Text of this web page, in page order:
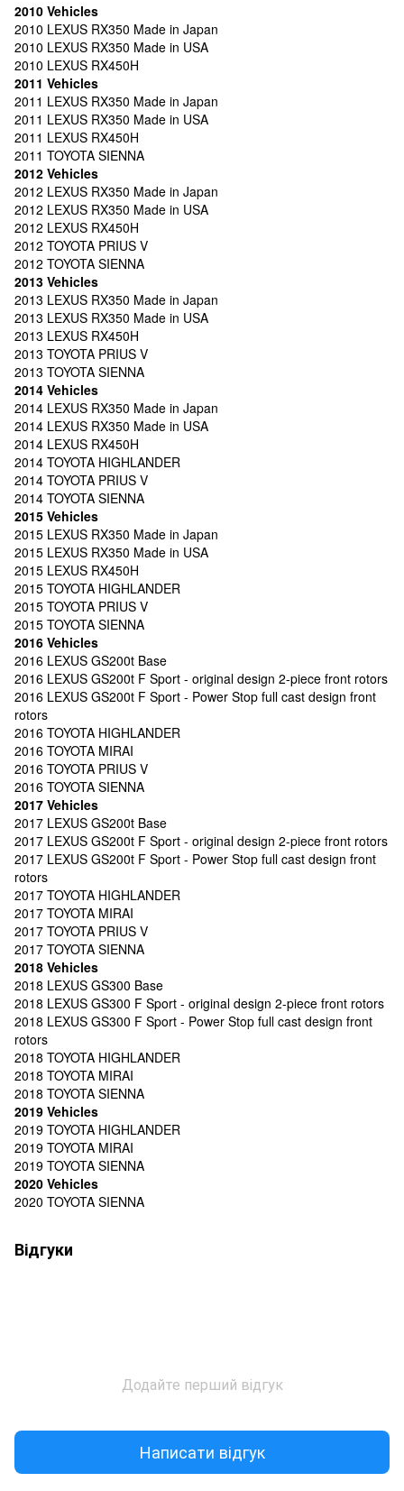
2010 Vehicles
2010 LEXUS RX350 Made in Japan
2010 LEXUS RX350 Made in USA
2010 LEXUS RX450H
2011 Vehicles
2011 LEXUS RX350 Made in Japan
2011 LEXUS RX350 Made in USA
2011 LEXUS RX450H
2011 TOYOTA SIENNA
2012 Vehicles
2012 LEXUS RX350 Made in Japan
2012 LEXUS RX350 Made in USA
2012 LEXUS RX450H
2012 TOYOTA PRIUS V
2012 TOYOTA SIENNA
2013 Vehicles
2013 LEXUS RX350 Made in Japan
2013 LEXUS RX350 Made in USA
2013 LEXUS RX450H
2013 TOYOTA PRIUS V
2013 TOYOTA SIENNA
2014 Vehicles
2014 LEXUS RX350 Made in Japan
2014 LEXUS RX350 Made in USA
2014 LEXUS RX450H
2014 TOYOTA HIGHLANDER
2014 TOYOTA PRIUS V
2014 TOYOTA SIENNA
2015 Vehicles
2015 LEXUS RX350 Made in Japan
2015 LEXUS RX350 Made in USA
2015 LEXUS RX450H
2015 TOYOTA HIGHLANDER
2015 TOYOTA PRIUS V
2015 TOYOTA SIENNA
2016 Vehicles
2016 LEXUS GS200t Base
2016 LEXUS GS200t F Sport - original design 2-piece front rotors
2016 LEXUS GS200t F Sport - Power Stop full cast design front
rotors
2016 TOYOTA HIGHLANDER
2016 TOYOTA MIRAI
2016 TOYOTA PRIUS V
2016 TOYOTA SIENNA
2017 Vehicles
2017 LEXUS GS200t Base
2017 LEXUS GS200t F Sport - original design 2-piece front rotors
2017 LEXUS GS200t F Sport - Power Stop full cast design front
rotors
2017 TOYOTA HIGHLANDER
2017 TOYOTA MIRAI
2017 TOYOTA PRIUS V
2017 TOYOTA SIENNA
2018 Vehicles
2018 LEXUS GS300 Base
2018 LEXUS GS300 F Sport - original design 2-piece front rotors
2018 LEXUS GS300 F Sport - Power Stop full cast design front
rotors
2018 TOYOTA HIGHLANDER
2018 TOYOTA MIRAI
2018 TOYOTA SIENNA
2019 Vehicles
2019 TOYOTA HIGHLANDER
2019 TOYOTA MIRAI
2019 TOYOTA SIENNA
2020 Vehicles
2020 TOYOTA SIENNA
Відгуки
Додайте перший відгук
Написати відгук